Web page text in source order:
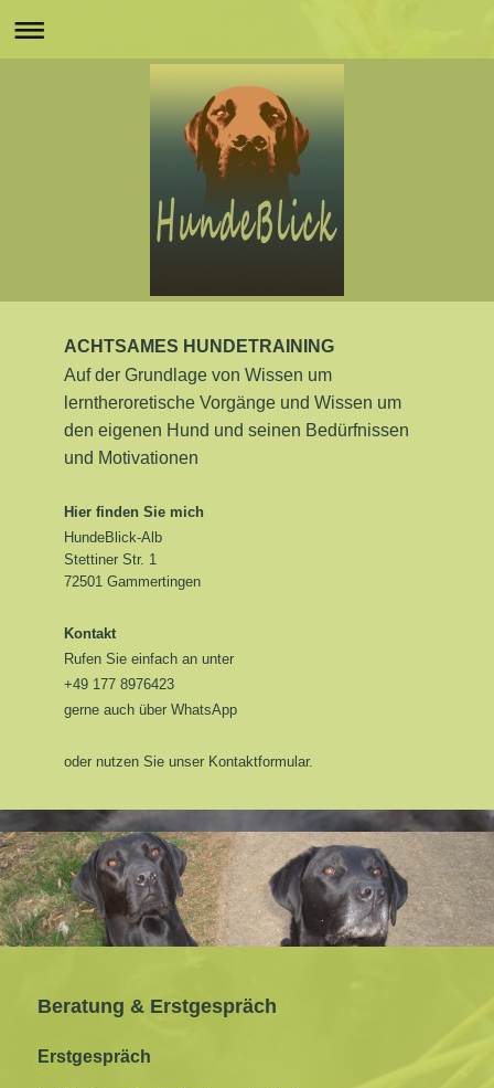
ACHTSAMES HUNDETRAINING
Auf der Grundlage von Wissen um
lerntheroretische Vorgänge und Wissen um
den eigenen Hund und seinen Bedürfnissen
und Motivationen
Hier finden Sie mich
HundeBlick-Alb
Stettiner Str. 1
72501 Gammertingen
Kontakt
Rufen Sie einfach an unter
+49 177 8976423
gerne auch über WhatsApp
oder nutzen Sie unser Kontaktformular.
Beratung & Erstgespräch
Erstgespräch